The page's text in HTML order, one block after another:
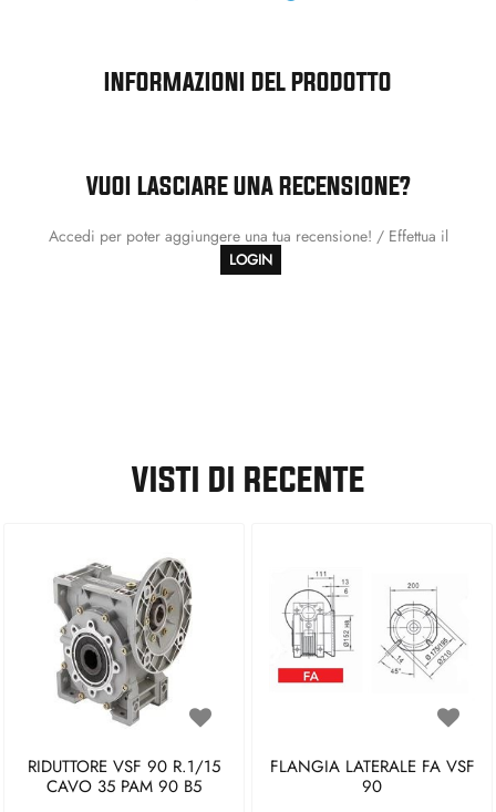
INFORMAZIONI DEL PRODOTTO
VUOI LASCIARE UNA RECENSIONE?
Accedi per poter aggiungere una tua recensione! / Effettua il
LOGIN
VISTI DI RECENTE
RIDUTTORE VSF 90 R.1/15
CAVO 35 PAM 90 B5
FLANGIA LATERALE FA VSF
90